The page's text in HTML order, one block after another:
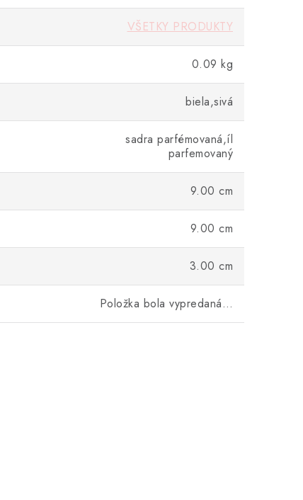
VŠETKY PRODUKTY
0.09 kg
biela,sivá
sadra parfémovaná,íl
parfemovaný
9.00 cm
9.00 cm
3.00 cm
Položka bola vypredaná…